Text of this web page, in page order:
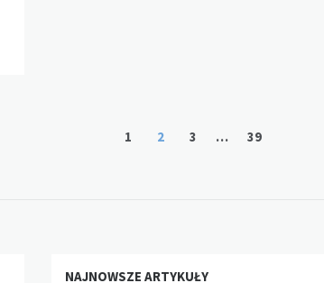
1 2 3 … 39
NAJNOWSZE ARTYKUŁY